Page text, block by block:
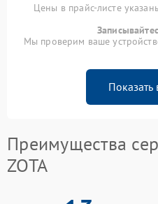
Цены в прайс-листе
Мы проверим ваше
Показать
Преимущества
ZOTA